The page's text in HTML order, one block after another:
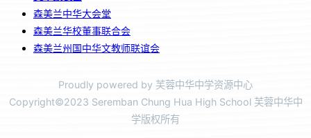
森美兰中华大会堂
森美兰华校董事联合会
森美兰州国中华文教师联谊会
Proudly powered by 芙蓉中华中学资源中心
Copyright©2023 Seremban Chung Hua High School 芙蓉中华中
学版权所有